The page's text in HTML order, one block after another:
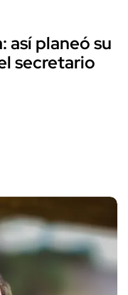
así planeó su
secretario